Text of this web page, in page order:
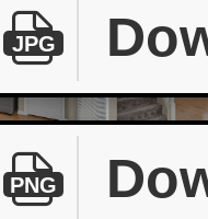
JPG
PNG